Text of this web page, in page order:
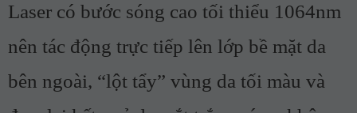
Laser có bước sóng cao tối thiểu 1064nm
nên tác động trực tiếp lên lớp bề mặt da
bên ngoài, “lột tẩy” vùng da tối màu và